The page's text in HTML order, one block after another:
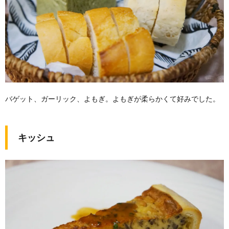
バゲット、ガーリック、よもぎ。よもぎが柔らかくて好みでした。
キッシュ